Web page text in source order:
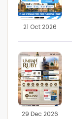
21 Oct 2026
29 Dec 2026